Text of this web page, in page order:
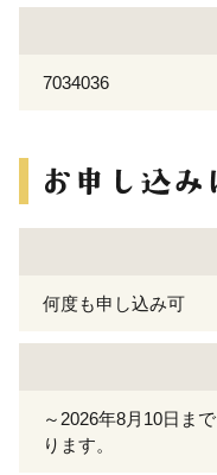
7034036
何度も申し込み可
～2026年8月10日ま
ります。